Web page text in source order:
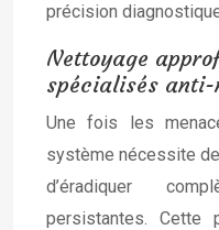
précision
Nettoyage
spécialisés
Une fois les
système nécessite
d’éradiquer
persistantes. Cette